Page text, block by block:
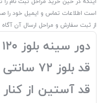
است اطلاعات تماس و ایمیل خود را
از ثبت سفارش و مراحل ارسال آن
دور سینه بلوز ۱۲۰ سانتی متر
قد بلوز ۷۲ سانتی متر